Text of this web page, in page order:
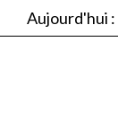
Aujourd'hui :